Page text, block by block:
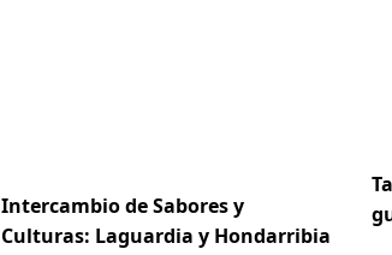
Intercambio de Sabores y
Culturas: Laguardia y Hondarribia